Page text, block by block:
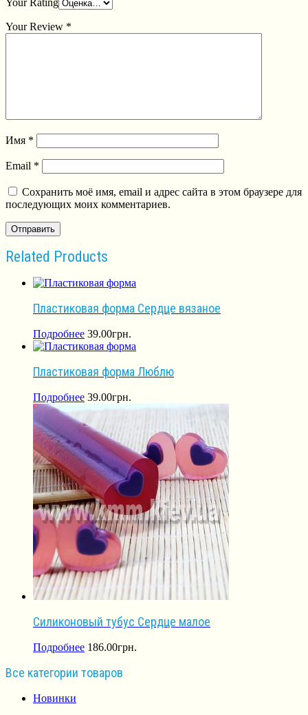
Your Rating
Your Review *
Имя *
Email *
Сохранить моё имя, email и адрес сайта в этом браузере для
последующих моих комментариев.
Related Products
Пластиковая форма Сердце вязаное
Подробнее 39.00грн.
Пластиковая форма Люблю
Подробнее 39.00грн.
Силиконовый тубус Сердце малое
Подробнее 186.00грн.
Все категории товаров
Новинки